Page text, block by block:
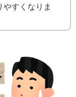
やすくなりま